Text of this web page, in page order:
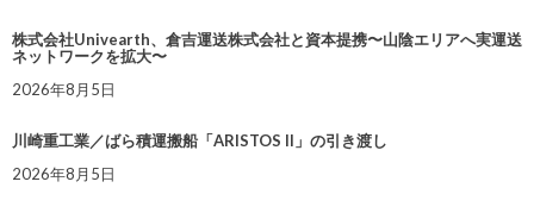
株式会社Univearth、倉吉運送株式会社と資本提携〜山陰エリアへ実運送
ネットワークを拡大〜
2026年8月5日
川崎重工業／ばら積運搬船「ARISTOS II」の引き渡し
2026年8月5日